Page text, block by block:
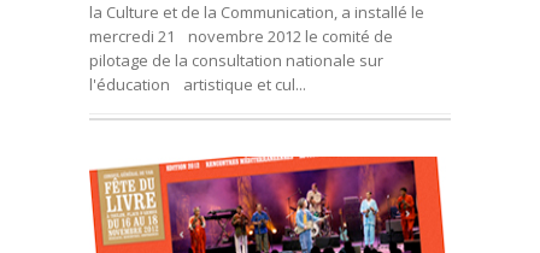
la Culture et de la Communication, a installé le
mercredi 21 novembre 2012 le comité de
pilotage de la consultation nationale sur
l'éducation artistique et cul...